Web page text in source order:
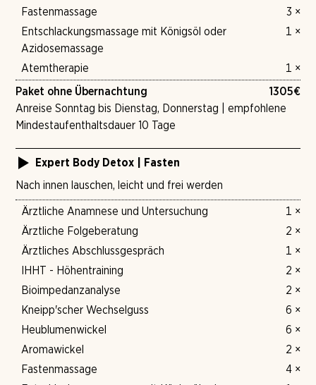
Fastenmassage
3 ×
Entschlackungsmassage mit Königsöl oder
Azidosemassage
1 ×
Atemtherapie 1 ×
Paket ohne Übernachtung 1305€
Anreise Sonntag bis Dienstag, Donnerstag | empfohlene
Mindestaufenthaltsdauer 10 Tage
Expert Body Detox | Fasten
Nach innen lauschen, leicht und frei werden
Ärztliche Anamnese und Untersuchung
1 ×
Ärztliche Folgeberatung
2 ×
Ärztliches Abschlussgespräch
1 ×
IHHT - Höhentraining
2 ×
Bioimpedanzanalyse
2 ×
Kneipp'scher Wechselguss
6 ×
Heublumenwickel
6 ×
Aromawickel
2 ×
Fastenmassage
4 ×